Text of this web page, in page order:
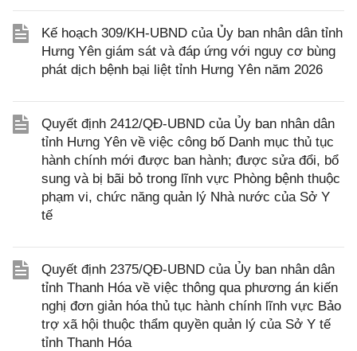
Kế hoạch 309/KH-UBND của Ủy ban nhân dân tỉnh
Hưng Yên giám sát và đáp ứng với nguy cơ bùng
phát dịch bệnh bại liệt tỉnh Hưng Yên năm 2026
Quyết định 2412/QĐ-UBND của Ủy ban nhân dân
tỉnh Hưng Yên về việc công bố Danh mục thủ tục
hành chính mới được ban hành; được sửa đổi, bổ
sung và bị bãi bỏ trong lĩnh vực Phòng bệnh thuộc
phạm vi, chức năng quản lý Nhà nước của Sở Y
tế
Quyết định 2375/QĐ-UBND của Ủy ban nhân dân
tỉnh Thanh Hóa về việc thông qua phương án kiến
nghị đơn giản hóa thủ tục hành chính lĩnh vực Bảo
trợ xã hội thuộc thẩm quyền quản lý của Sở Y tế
tỉnh Thanh Hóa